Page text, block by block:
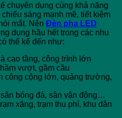
chuyên dụng cùng khả năng
sáng mạnh mẽ, tiết kiệm
mắt. Nên Đèn pha LED
dụng hầu hết trong các nhu
thể kể đến như:
cao tầng, công trình lớn
vượt, gầm cầu
công cộng lớn, quảng trường,
bóng đá, sân vận động…
xăng, trạm thu phí, khu dân